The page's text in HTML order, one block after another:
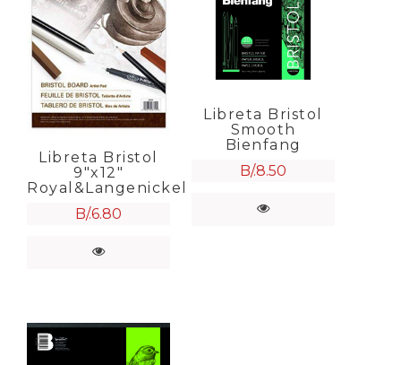
Libreta Bristol
9″x12″
Royal&Langenickel
B/.6.80
Libreta Bristol
Smooth
Bienfang
B/.8.50